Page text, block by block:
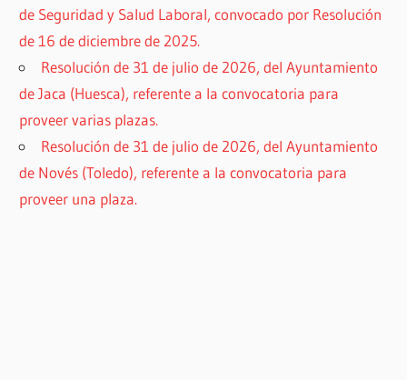
de Seguridad y Salud Laboral, convocado por Resolución
de 16 de diciembre de 2025.
Resolución de 31 de julio de 2026, del Ayuntamiento
de Jaca (Huesca), referente a la convocatoria para
proveer varias plazas.
Resolución de 31 de julio de 2026, del Ayuntamiento
de Novés (Toledo), referente a la convocatoria para
proveer una plaza.